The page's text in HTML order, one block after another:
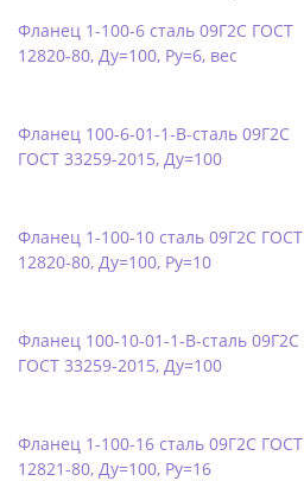
Фланец 1-100-6 сталь 09Г2С ГОСТ
12820-80, Ду=100, Ру=6, вес
Фланец 100-6-01-1-B-сталь 09Г2С
ГОСТ 33259-2015, Ду=100
Фланец 1-100-10 сталь 09Г2С ГОСТ
12820-80, Ду=100, Ру=10
Фланец 100-10-01-1-B-сталь 09Г2С
ГОСТ 33259-2015, Ду=100
Фланец 1-100-16 сталь 09Г2С ГОСТ
12821-80, Ду=100, Ру=16